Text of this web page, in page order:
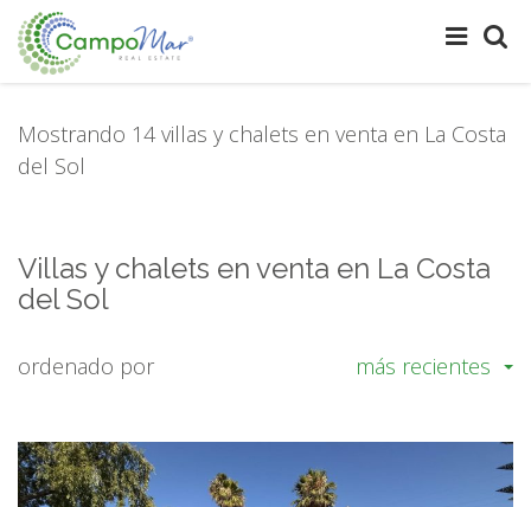
Mostrando 14 villas y chalets en venta en La Costa
del Sol
Villas y chalets en venta en La Costa
del Sol
ordenado por más recientes